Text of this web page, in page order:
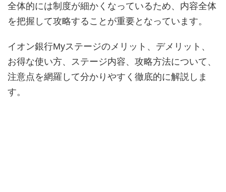
全体的には制度が細かくなっているため、内容全体
を把握して攻略することが重要となっています。
イオン銀行Myステージのメリット、デメリット、
お得な使い方、ステージ内容、攻略方法について、
注意点を網羅して分かりやすく徹底的に解説しま
す。